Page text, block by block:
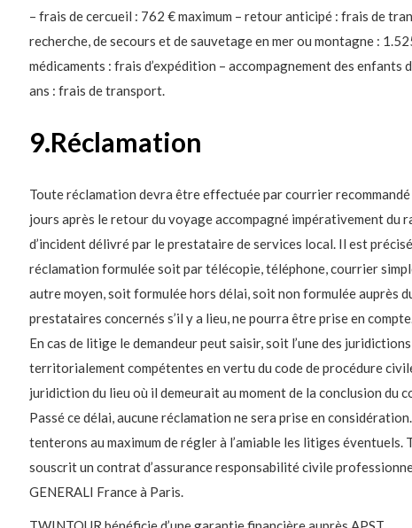
– frais de cercueil : 762 € maximum – retour anticipé : frais de
recherche, de secours et de sauvetage en mer ou montagne :
médicaments : frais d’expédition – accompagnement des enfants
ans : frais de transport.
9.Réclamation
Toute réclamation devra être effectuée par courrier
jours après le retour du voyage accompagné impérativement du
d’incident délivré par le prestataire de services local. Il est
réclamation formulée soit par télécopie, téléphone, courrier
autre moyen, soit formulée hors délai, soit non formulée auprès
prestataires concernés s’il y a lieu, ne pourra être prise en
En cas de litige le demandeur peut saisir, soit l’une des juridictions
territorialement compétentes en vertu du code de procédure
juridiction du lieu où il demeurait au moment de la conclusion du
Passé ce délai, aucune réclamation ne sera prise en
tenterons au maximum de régler à l’amiable les litiges éventuels.
souscrit un contrat d’assurance responsabilité civile
GENERALI France à Paris.